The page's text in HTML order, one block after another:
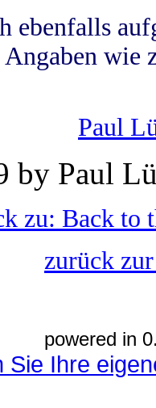
ebenfalls
wie
Paul
by Paul
zu: Back to
zurück
powered in
Sie Ihre